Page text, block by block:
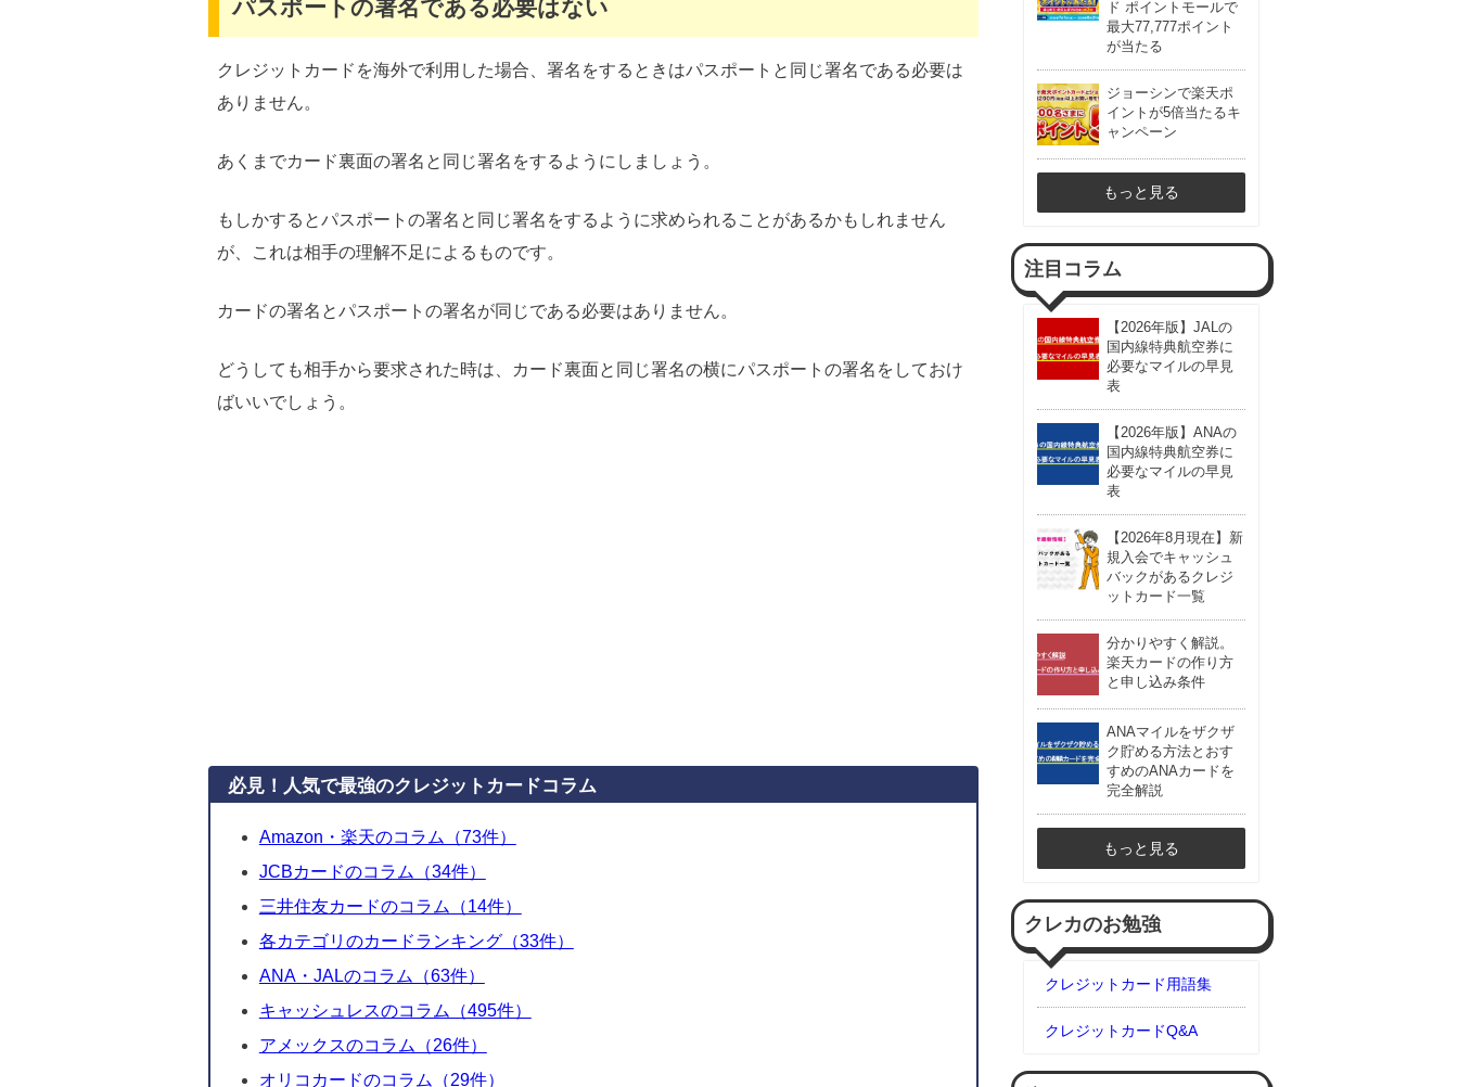
パスポートの署名である必要はない
クレジットカードを海外で利用した場合、署名をするときはパスポートと同じ署名である必要は
ありません。
あくまでカード裏面の署名と同じ署名をするようにしましょう。
もしかするとパスポートの署名と同じ署名をするように求められることがあるかもしれません
が、これは相手の理解不足によるものです。
カードの署名とパスポートの署名が同じである必要はありません。
どうしても相手から要求された時は、カード裏面と同じ署名の横にパスポートの署名をしておけ
ばいいでしょう。
必見！人気で最強のクレジットカードコラム
Amazon・楽天のコラム（73件）
JCBカードのコラム（34件）
三井住友カードのコラム（14件）
各カテゴリのカードランキング（33件）
ANA・JALのコラム（63件）
キャッシュレスのコラム（495件）
アメックスのコラム（26件）
オリコカードのコラム（29件）
ド ポイントモールで
最大77,777ポイント
が当たる
ジョーシンで楽天ポ
イントが5倍当たるキ
ャンペーン
もっと見る
注目コラム
【2026年版】JALの
国内線特典航空券に
必要なマイルの早見
表
【2026年版】ANAの
国内線特典航空券に
必要なマイルの早見
表
【2026年8月現在】新
規入会でキャッシュ
バックがあるクレジ
ットカード一覧
分かりやすく解説。
楽天カードの作り方
と申し込み条件
ANAマイルをザクザ
ク貯める方法とおす
すめのANAカードを
完全解説
もっと見る
クレカのお勉強
クレジットカード用語集
クレジットカードQ&A